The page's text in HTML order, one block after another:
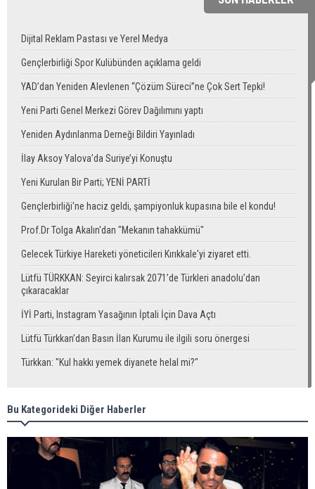
Dijital Reklam Pastası ve Yerel Medya
Gençlerbirliği Spor Kulübünden açıklama geldi
YAD’dan Yeniden Alevlenen “Çözüm Süreci”ne Çok Sert Tepki!
Yeni Parti Genel Merkezi Görev Dağılımını yaptı
Yeniden Aydınlanma Derneği Bildiri Yayınladı
İlay Aksoy Yalova’da Suriye’yi Konuştu
Yeni Kurulan Bir Parti; YENİ PARTİ
Gençlerbirliği'ne haciz geldi, şampiyonluk kupasına bile el kondu!
Prof.Dr Tolga Akalın'dan "Mekanın tahakkümü"
Gelecek Türkiye Hareketi yöneticileri Kırıkkale'yi ziyaret etti.
Lütfü TÜRKKAN: Seyirci kalırsak 2071’de Türkleri anadolu’dan
çıkaracaklar
İYİ Parti, Instagram Yasağının İptali İçin Dava Açtı
Lütfü Türkkan’dan Basın İlan Kurumu ile ilgili soru önergesi
Türkkan: "Kul hakkı yemek diyanete helal mi?"
Bu Kategorideki Diğer Haberler